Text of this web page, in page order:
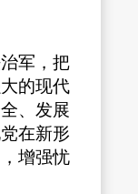
军，把
的现代
、发展
在新形
增强忧